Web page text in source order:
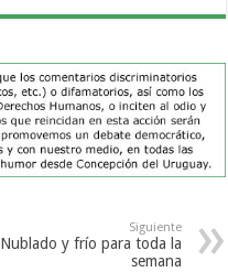
Siguiente
Nublado y frío para toda la
semana